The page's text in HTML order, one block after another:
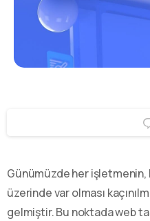
Günümüzde her
üzerinde var olması
gelmiştir. Bu noktada web